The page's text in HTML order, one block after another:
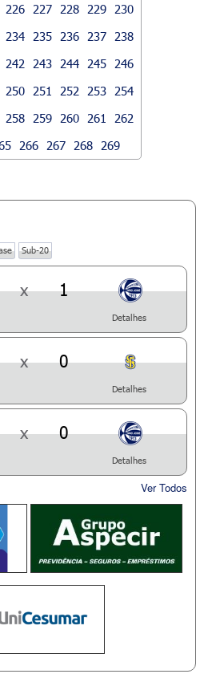
226 227 228 229
230
234 235 236 237
238
242 243 244 245
246
250 251 252 253
254
258 259 260 261
262
266 267 268 269
Sub-20
x 1
Detalhes
x 0
Detalhes
x 0
Detalhes
Ver Todos